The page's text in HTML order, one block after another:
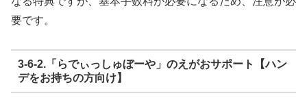
要です。
3-6-2.「らでぃっしゅぼーや」のえがおサポート【ハン
デをお持ちの方向け】